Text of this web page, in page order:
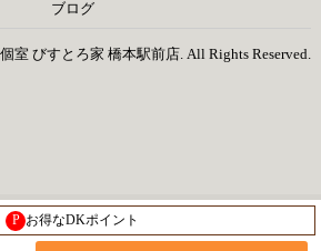
ブログ
室 びすとろ家 橋本駅前店. All Rights Reserved.
P お得なDKポイント